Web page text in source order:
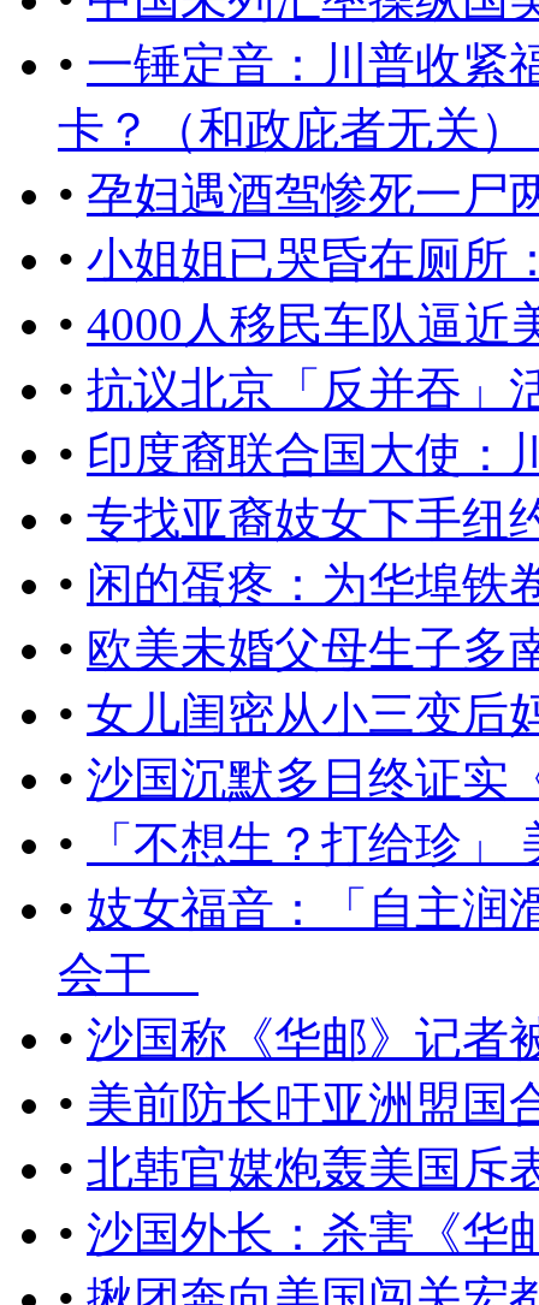
• 一锤定音：川普收紧
卡？（和政庇者无关）
• 孕妇遇酒驾惨死一尸
• 小姐姐已哭昏在厕所
• 4000人移民车队逼近
• 抗议北京「反并吞」
• 印度裔联合国大使：
• 专找亚裔妓女下手纽
• 闲的蛋疼：为华埠铁
• 欧美未婚父母生子多
• 女儿闺密从小三变后
• 沙国沉默多日终证实
•
「不想生？打给珍
• 妓女福音：「自主润
会干
• 沙国称《华邮》记者
• 美前防长吁亚洲盟国
• 北韩官媒炮轰美国斥
• 沙国外长：杀害《华